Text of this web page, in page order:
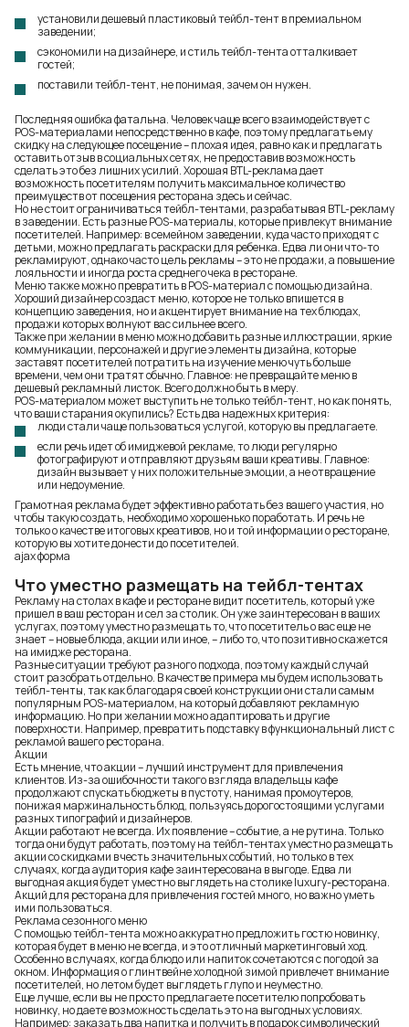
установили дешевый пластиковый тейбл-тент в премиальном
заведении;
сэкономили на дизайнере, и стиль тейбл-тента отталкивает
гостей;
поставили тейбл-тент, не понимая, зачем он нужен.
Последняя ошибка фатальна. Человек чаще всего взаимодействует с
POS-материалами непосредственно в кафе, поэтому предлагать ему
скидку на следующее посещение – плохая идея, равно как и предлагать
оставить отзыв в социальных сетях, не предоставив возможность
сделать это без лишних усилий. Хорошая BTL-реклама дает
возможность посетителям получить максимальное количество
преимуществ от посещения ресторана здесь и сейчас.
Но не стоит ограничиваться тейбл-тентами, разрабатывая BTL-рекламу
в заведении. Есть разные POS-материалы, которые привлекут внимание
посетителей. Например: в семейном заведении, куда часто приходят с
детьми, можно предлагать раскраски для ребенка. Едва ли они что-то
рекламируют, однако часто цель рекламы – это не продажи, а повышение
лояльности и иногда роста среднего чека в ресторане.
Меню также можно превратить в POS-материал с помощью дизайна.
Хороший дизайнер создаст меню, которое не только впишется в
концепцию заведения, но и акцентирует внимание на тех блюдах,
продажи которых волнуют вас сильнее всего.
Также при желании в меню можно добавить разные иллюстрации, яркие
коммуникации, персонажей и другие элементы дизайна, которые
заставят посетителей потратить на изучение меню чуть больше
времени, чем они тратят обычно. Главное: не превращайте меню в
дешевый рекламный листок. Всего должно быть в меру.
POS-материалом может выступить не только тейбл-тент, но как понять,
что ваши старания окупились? Есть два надежных критерия:
люди стали чаще пользоваться услугой, которую вы предлагаете.
если речь идет об имиджевой рекламе, то люди регулярно
фотографируют и отправляют друзьям ваши креативы. Главное:
дизайн вызывает у них положительные эмоции, а не отвращение
или недоумение.
Грамотная реклама будет эффективно работать без вашего участия, но
чтобы такую создать, необходимо хорошенько поработать. И речь не
только о качестве итоговых креативов, но и той информации о ресторане,
которую вы хотите донести до посетителей.
ajax форма
Что уместно размещать на тейбл-тентах
Рекламу на столах в кафе и ресторане видит посетитель, который уже
пришел в ваш ресторан и сел за столик. Он уже заинтересован в ваших
услугах, поэтому уместно размещать то, что посетитель о вас еще не
знает – новые блюда, акции или иное, – либо то, что позитивно скажется
на имидже ресторана.
Разные ситуации требуют разного подхода, поэтому каждый случай
стоит разобрать отдельно. В качестве примера мы будем использовать
тейбл-тенты, так как благодаря своей конструкции они стали самым
популярным POS-материалом, на который добавляют рекламную
информацию. Но при желании можно адаптировать и другие
поверхности. Например, превратить подставку в функциональный лист с
рекламой вашего ресторана.
Акции
Есть мнение, что акции – лучший инструмент для привлечения
клиентов. Из-за ошибочности такого взгляда владельцы кафе
продолжают спускать бюджеты в пустоту, нанимая промоутеров,
понижая маржинальность блюд, пользуясь дорогостоящими услугами
разных типографий и дизайнеров.
Акции работают не всегда. Их появление – событие, а не рутина. Только
тогда они будут работать, поэтому на тейбл-тентах уместно размещать
акции со скидками в честь значительных событий, но только в тех
случаях, когда аудитория кафе заинтересована в выгоде. Едва ли
выгодная акция будет уместно выглядеть на столике luxury-ресторана.
Акций для ресторана для привлечения гостей много, но важно уметь
ими пользоваться.
Реклама сезонного меню
С помощью тейбл-тента можно аккуратно предложить гостю новинку,
которая будет в меню не всегда, и это отличный маркетинговый ход.
Особенно в случаях, когда блюдо или напиток сочетаются с погодой за
окном. Информация о глинтвейне холодной зимой привлечет внимание
посетителей, но летом будет выглядеть глупо и неуместно.
Еще лучше, если вы не просто предлагаете посетителю попробовать
новинку, но даете возможность сделать это на выгодных условиях.
Например: заказать два напитка и получить в подарок символический